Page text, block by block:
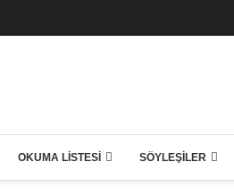
OKUMA LISTESI SÖYLEŞILER